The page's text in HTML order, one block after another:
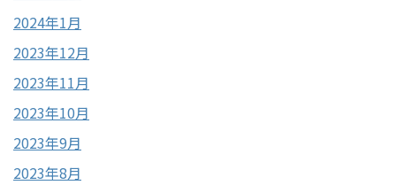
2024年1月
2023年12月
2023年11月
2023年10月
2023年9月
2023年8月